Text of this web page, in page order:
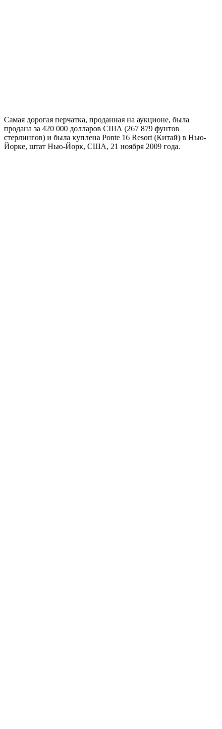
Самая дорогая перчатка, проданная на аукционе, была
продана за 420 000 долларов США (267 879 фунтов
стерлингов) и была куплена Ponte 16 Resort (Китай) в Нью-
Йорке, штат Нью-Йорк, США, 21 ноября 2009 года.